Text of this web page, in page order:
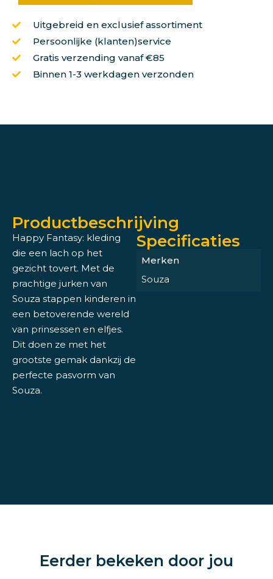
Uitgebreid en exclusief assortiment
Persoonlijke (klanten)service
Gratis verzending vanaf €85
Binnen 1-3 werkdagen verzonden
Productbeschrijving
Happy Fantasy: kleding
die een lach op het
gezicht tovert. Met de
prachtige jurken van
Souza stappen kinderen in
een betoverende wereld
van prinsessen en elfjes.
Dit doen ze met het
grootste gemak dankzij de
perfecte pasvorm van
Souza.
Specificaties
Merken
Souza
Eerder bekeken door jou